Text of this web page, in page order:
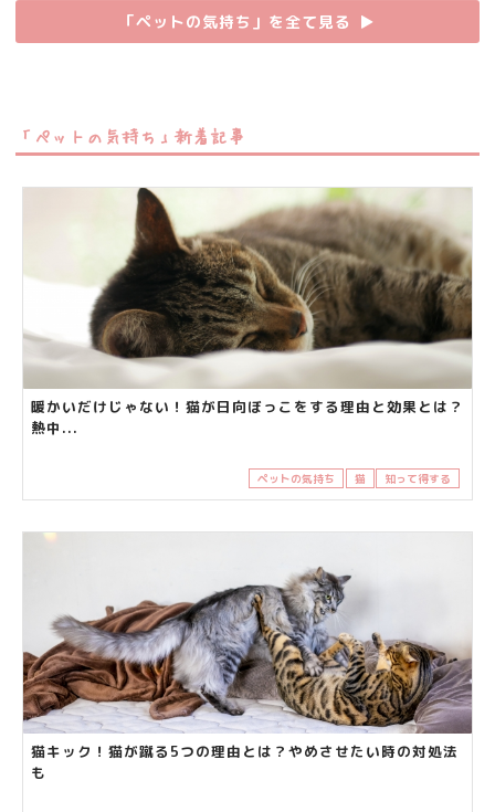
「ペットの気持ち」を全て見る ▶︎
「ペットの気持ち」新着記事
暖かいだけじゃない！猫が日向ぼっこをする理由と効果とは？
熱中...
ペットの気持ち 猫 知って得する
猫キック！猫が蹴る5つの理由とは？やめさせたい時の対処法
も